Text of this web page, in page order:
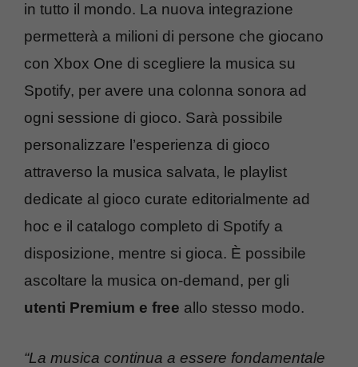
in tutto il mondo. La nuova integrazione
permetterà a milioni di persone che giocano
con Xbox One di scegliere la musica su
Spotify, per avere una colonna sonora ad
ogni sessione di gioco. Sarà possibile
personalizzare l’esperienza di gioco
attraverso la musica salvata, le playlist
dedicate al gioco curate editorialmente ad
hoc e il catalogo completo di Spotify a
disposizione, mentre si gioca. È possibile
ascoltare la musica on-demand, per gli
utenti Premium e free allo stesso modo.
“La musica continua a essere fondamentale